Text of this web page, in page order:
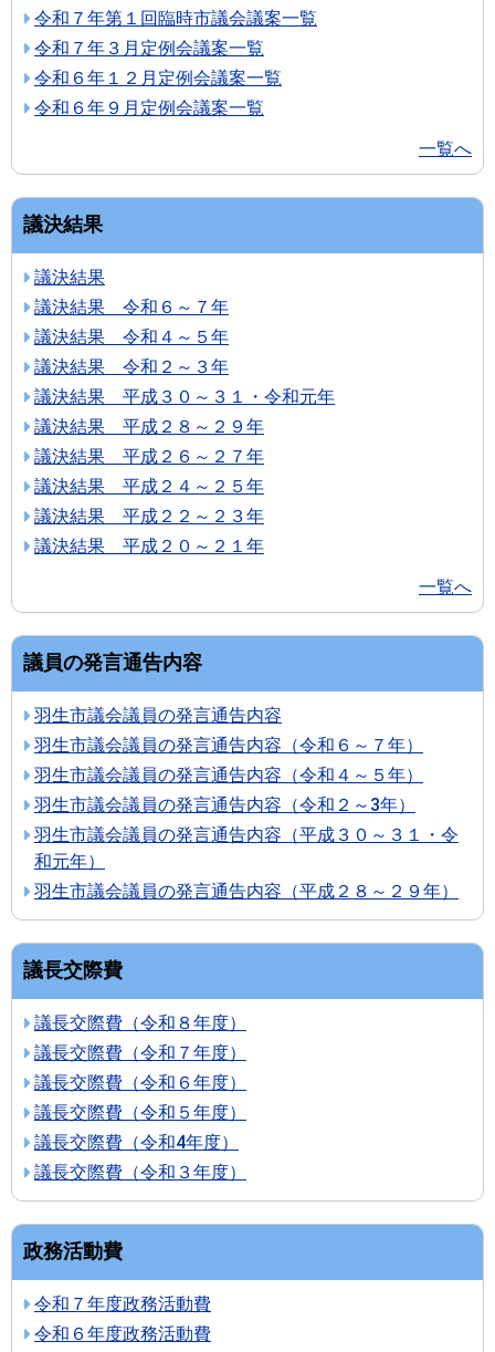
令和７年第１回臨時市議会議案一覧
令和７年３月定例会議案一覧
令和６年１２月定例会議案一覧
令和６年９月定例会議案一覧
一覧へ
議決結果
議決結果
議決結果 令和６～７年
議決結果 令和４～５年
議決結果 令和２～３年
議決結果 平成３０～３１・令和元年
議決結果 平成２８～２９年
議決結果 平成２６～２７年
議決結果 平成２４～２５年
議決結果 平成２２～２３年
議決結果 平成２０～２１年
一覧へ
議員の発言通告内容
羽生市議会議員の発言通告内容
羽生市議会議員の発言通告内容（令和６～７年）
羽生市議会議員の発言通告内容（令和４～５年）
羽生市議会議員の発言通告内容（令和２～3年）
羽生市議会議員の発言通告内容（平成３０～３１・令
和元年）
羽生市議会議員の発言通告内容（平成２８～２９年）
議長交際費
議長交際費（令和８年度）
議長交際費（令和７年度）
議長交際費（令和６年度）
議長交際費（令和５年度）
議長交際費（令和4年度）
議長交際費（令和３年度）
政務活動費
令和７年度政務活動費
令和６年度政務活動費